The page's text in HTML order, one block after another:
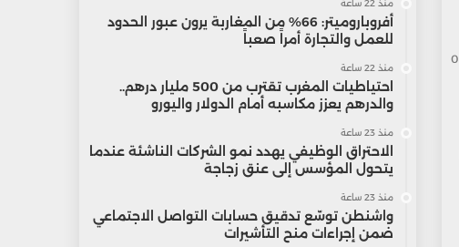
0
منذ 22 ساعة
أفروباروميتر: 66% من المغاربة يرون عبور الحدود
للعمل والتجارة أمراً صعباً
منذ 22 ساعة
احتياطيات المغرب تقترب من 500 مليار درهم..
والدرهم يعزز مكاسبه أمام الدولار واليورو
منذ 23 ساعة
الاحتراق الوظيفي يهدد نمو الشركات الناشئة عندما
يتحول المؤسس إلى عنق زجاجة
منذ 23 ساعة
واشنطن توسّع تدقيق حسابات التواصل الاجتماعي
ضمن إجراءات منح التأشيرات